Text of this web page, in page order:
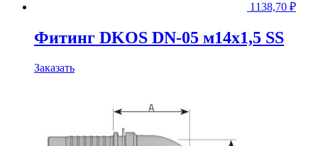
1138,70 ₽
Фитинг DKOS DN-05 м14x1,5 SS
Заказать